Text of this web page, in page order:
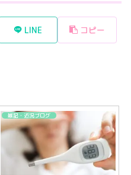
LINE コピー
雑記・近況ブログ